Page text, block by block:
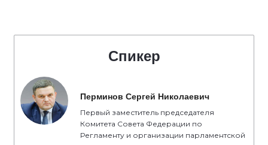
Спикер
Перминов Сергей Николаевич
Первый заместитель председателя
Комитета Совета Федерации по
Регламенту и организации парламентской